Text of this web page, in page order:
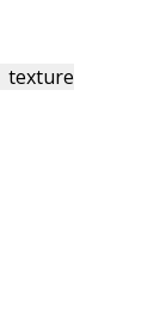
texture